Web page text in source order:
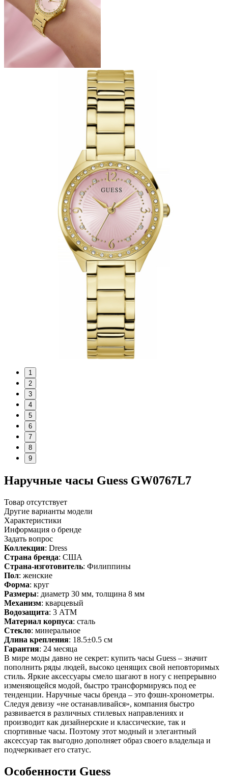
1
2
3
4
5
6
7
8
9
Наручные часы Guess GW0767L7
Товар отсутствует
Другие варианты модели
Характеристики
Информация о бренде
Задать вопрос
Коллекция: Dress
Страна бренда: США
Страна-изготовитель: Филиппины
Пол: женские
Форма: круг
Размеры: диаметр 30 мм, толщина 8 мм
Механизм: кварцевый
Водозащита: 3 АТМ
Материал корпуса: сталь
Стекло: минеральное
Длина крепления: 18.5±0.5 см
Гарантия: 24 месяца
В мире моды давно не секрет: купить часы Guess – значит
пополнить ряды людей, высоко ценящих свой неповторимых
стиль. Яркие аксессуары смело шагают в ногу с непрерывно
изменяющейся модой, быстро трансформируясь под ее
тенденции. Наручные часы бренда – это фэшн-хронометры.
Следуя девизу «не останавливайся», компания быстро
развивается в различных стилевых направлениях и
производит как дизайнерские и классические, так и
спортивные часы. Поэтому этот модный и элегантный
аксессуар так выгодно дополняет образ своего владельца и
подчеркивает его статус.
Особенности Guess